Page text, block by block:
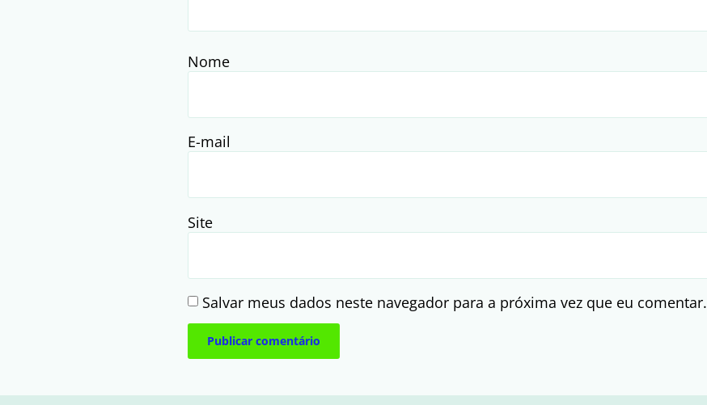
Nome
E-mail
Site
Salvar meus dados neste navegador para a próxima vez que eu comentar.